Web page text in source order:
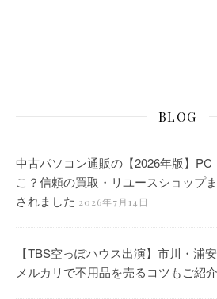
BLOG
中古パソコン通販の【2026年版】
こ？信頼の買取・リユースショップ
されました 2026年7月14日
【TBS空っぽハウス出演】市川・浦
メルカリで不用品を売るコツもご紹介